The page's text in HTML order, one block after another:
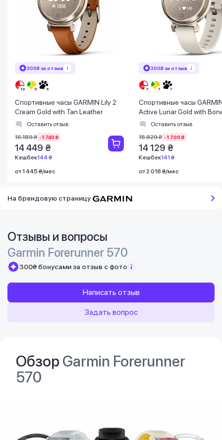
300₴ за отзыв
Спортивные часы GARMIN Lily 2
Cream Gold with Tan Leather
Оставить отзыв
16 189 ₴ -1 740 ₴
14 449 ₴
Кешбек144 ₴
от 1 445 ₴/мес
300₴ за отзыв
Спортивные часы
Active Lunar Gold with
SiliconeОставить отзыв
15 829 ₴ -1 700 ₴
14 129 ₴
Кешбек141 ₴
от 2 018 ₴/мес
На брендовую страницу
Отзывы и вопросы
Garmin Forerunner 570
300₴ бонусами за отзыв с фото
Написать отзыв
Задать вопрос
ОбзорGarmin Forerunner
570